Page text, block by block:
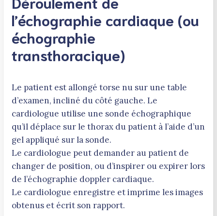
l’échographie cardiaque (ou
échographie
transthoracique)
Le patient est allongé torse nu sur une table
d’examen, incliné du côté gauche. Le
cardiologue utilise une sonde échographique
qu’il déplace sur le thorax du patient à l’aide d’un
gel appliqué sur la sonde.
Le cardiologue peut demander au patient de
changer de position, ou d’inspirer ou expirer lors
de l’échographie doppler cardiaque.
Le cardiologue enregistre et imprime les images
obtenus et écrit son rapport.